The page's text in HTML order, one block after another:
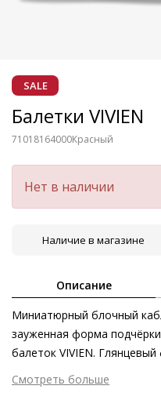
SALE
Балетки VIVIEN
71018164000Красный
Нет в наличии
Наличие в магазине
Описание
Миниатюрный блочный
зауженная форма
балеток VIVIEN.
классические оттенки
образа – будь то на обеде
Смотреть больше